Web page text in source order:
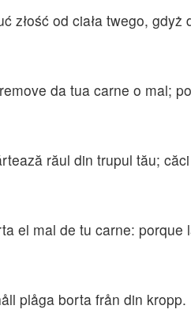
złość od ciała twego, gdyż
da tua carne o mal;
răul din trupul tău;
el mal de tu carne:
plåga borta från din